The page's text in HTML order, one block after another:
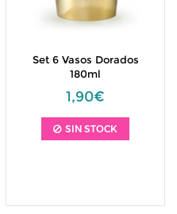
Set 6 Vasos Dorados
180ml
1,90€
SIN STOCK